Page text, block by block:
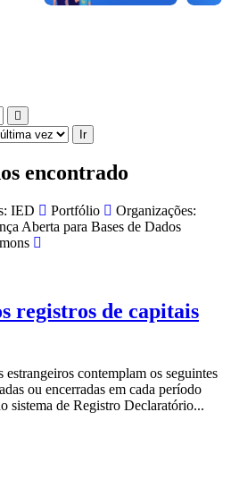
Ir
encontrado
IED Portfólio
Organizações:
Aberta para Bases de Dados
registros de capitais
estrangeiros contemplam os seguintes
ou encerradas em cada período
sistema de Registro Declaratório...